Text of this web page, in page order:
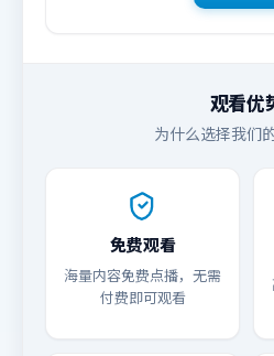
观看优
为什么选择我们
免费观看
海量内容免费点播，无需
付费即可观看